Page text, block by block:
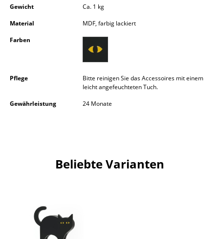
Wandleuchten
Outdoor-Leuchten
Gewicht
Ca. 1 kg
Material
MDF, farbig lackiert
Farben
Pflege
Bitte reinigen Sie das Accessoires mit einem
leicht angefeuchteten Tuch.
Gewährleistung
24 Monate
Beliebte Varianten